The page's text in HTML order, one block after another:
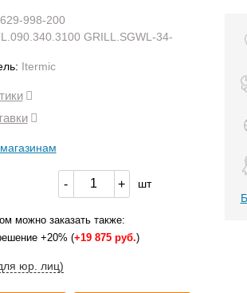
629-998-200
GRILL.SGWL-34-
Itermic
- + шт
можно заказать также:
+20% (+19 875 руб.)
юр. лиц)